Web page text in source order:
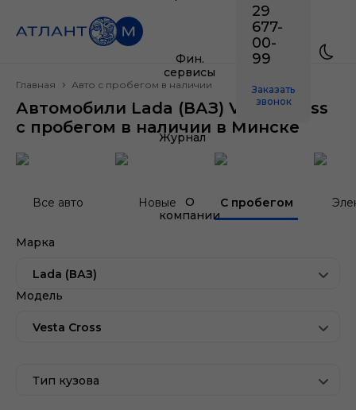
Фин.
сервисы
Журнал
О
компании
29
677-
00-
99
Заказать
звонок
Главная Авто с пробегом в наличии
Автомобили Lada (ВАЗ) Vesta Cross
с пробегом в наличии в Минске
Все авто Новые С пробегом
Марка
Lada (ВАЗ)
Модель
Vesta Cross
Тип кузова